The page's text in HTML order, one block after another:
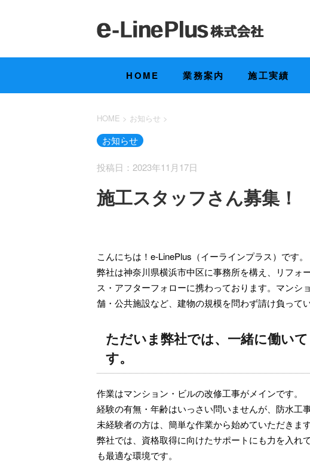
HOME 業務案内 施工実績
HOME > お知らせ >
お知らせ
投稿日：2023年11月17日
施工スタッフさん募集！
こんにちは！e-LinePlus（イーラインプラス）です。
弊社は神奈川県横浜市中区に事務所を構え、リフォ
ス・アフターフォローに携わっております。マンシ
舗・公共施設など、建物の規模を問わず請け負ってい
ただいま弊社では、一緒に働い
す。
作業はマンション・ビルの改修工事がメインです。
経験の有無・年齢はいっさい問いませんが、防水工
未経験者の方は、簡単な作業から始めていただきま
弊社では、資格取得に向けたサポートにも力を入れ
も最適な環境です。